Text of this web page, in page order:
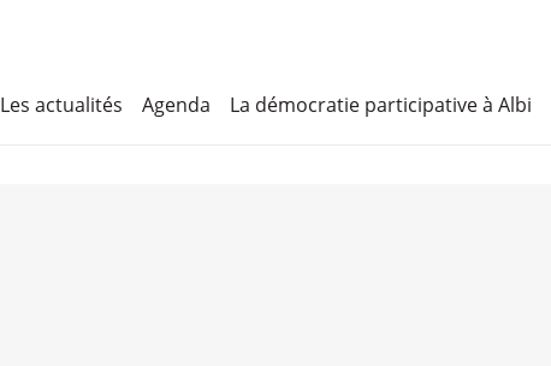
Les actualités Agenda La démocratie participative à Albi